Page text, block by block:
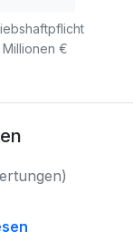
Millionen €